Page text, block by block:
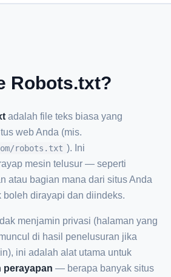
Robots.txt?
adalah file teks biasa yang
web Anda (mis.
robots.txt ). Ini
mesin telusur — seperti
atau bagian mana dari situs Anda
boleh dirayapi dan diindeks.
menjamin privasi (halaman yang
di hasil penelusuran jika
ini adalah alat utama untuk
perayapan — berapa banyak situs